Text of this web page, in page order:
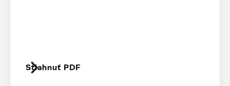
Stiahnuť PDF